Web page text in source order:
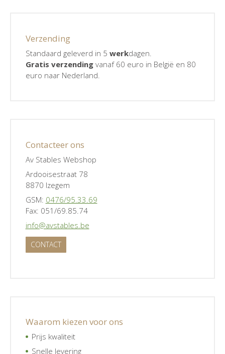
Verzending
Standaard geleverd in 5 werkdagen.
Gratis verzendingvanaf 60 euro in België en 80
euro naar Nederland.
Contacteer ons
Av Stables Webshop
Ardooisestraat 78
8870 Izegem
GSM: 0476/95.33.69
Fax: 051/69.85.74
info@avstables.be
CONTACT
Waarom kiezen voor ons
Prijs kwaliteit
Snelle levering